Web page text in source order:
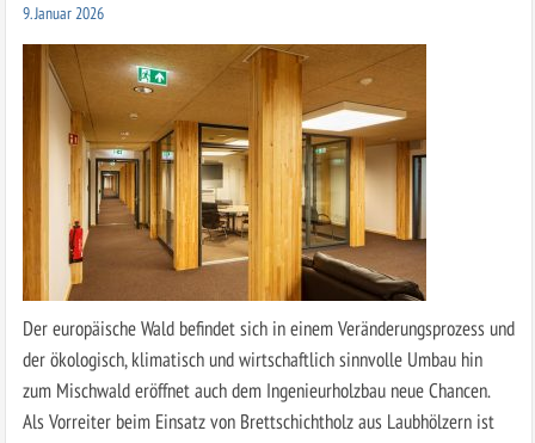
9. Januar 2026
Der europäische Wald befindet sich in einem Veränderungsprozess und
der ökologisch, klimatisch und wirtschaftlich sinnvolle Umbau hin
zum Mischwald eröffnet auch dem Ingenieurholzbau neue Chancen.
Als Vorreiter beim Einsatz von Brettschichtholz aus Laubhölzern ist